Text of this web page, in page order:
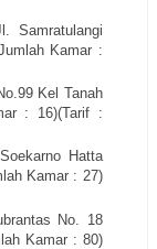
Samratulangi
Kamar :
Kel Tanah
: 16)(Tarif :
Hatta
Kamar : 27)
No. 18
Kamar : 80)